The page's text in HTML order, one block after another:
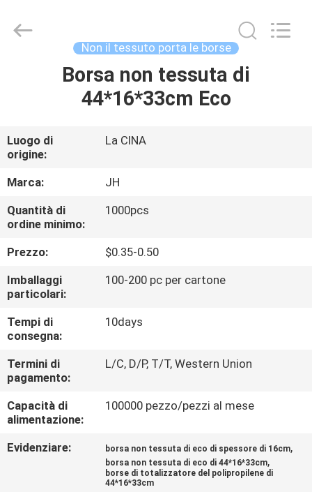
CIRCA
NOI
GIRO
DELLA
FABBRICA
CONTROLLO
DI
QUALITÀ
CONTATTICI
Material
Non il tessuto porta le borse
Borsa non tessuta di
44*16*33cm Eco
Luogo di
origine:
La CINA
Marca:
JH
Quantità di
ordine minimo:
1000pcs
Prezzo:
$0.35-0.50
Imballaggi
particolari:
100-200 pc per cartone
Tempi di
consegna:
10days
Termini di
pagamento:
L/C, D/P, T/T, Western Union
Capacità di
alimentazione:
100000 pezzo/pezzi al mese
Evidenziare: borsa non tessuta di eco di spessore di 16cm,
borsa non tessuta di eco di 44*16*33cm,
borse di totalizzatore del polipropilene di
44*16*33cm